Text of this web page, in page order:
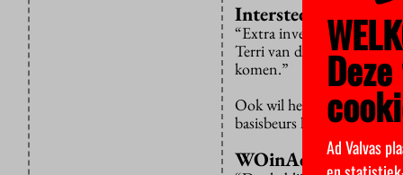
Interstedelijk
“Extra investeringen in
Terri van der Velden.
komen.”
Ook wil het ISO “waken
basisbeurs kregen
WOinActieAd Valvas